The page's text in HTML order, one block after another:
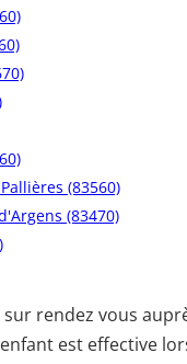
(83560)
(83470)
rendez vous
enfant est effective